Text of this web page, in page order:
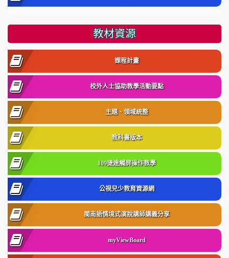
教材資源
課程計畫
校外人士協助教學活動要點
主題、領域統整
教科書版本
109捷達觸屏操作教學
公視兒少教育資源網
閩南語情境式演說講師講義分享
myViewBoard